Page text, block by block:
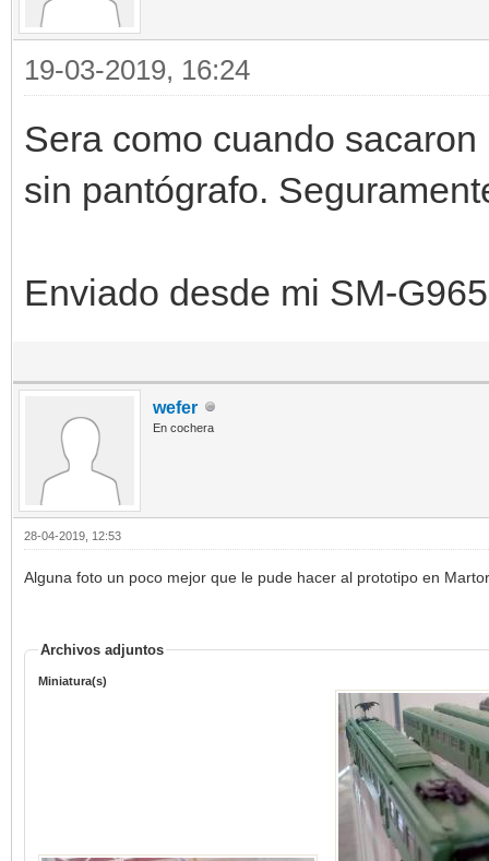
19-03-2019, 16:24
Sera como cuando
sin pantógrafo.
Enviado desde mi SM-
wefer
En cochera
28-04-2019, 12:53
Alguna foto un poco mejor que le pude hacer al prototipo en
Archivos adjuntos
Miniatura(s)